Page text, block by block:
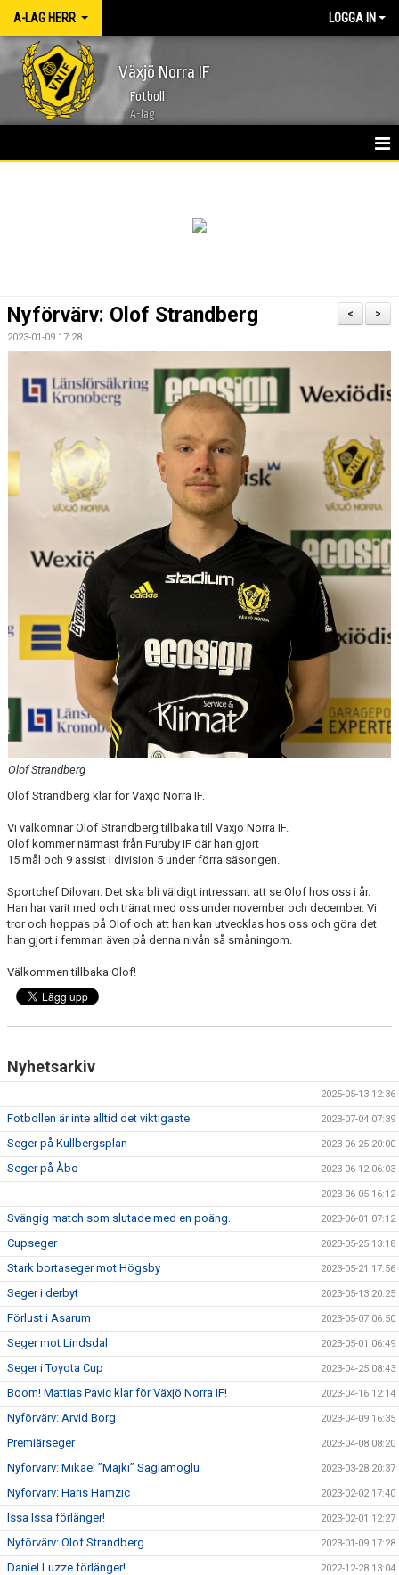
A-LAG HERR LOGGA IN
Växjö Norra IF
Fotboll
A-lag
BILDGALLERI
>
<
Nyförvärv: Olof Strandberg
2023-01-09 17:28
Olof Strandberg
Olof Strandberg klar för Växjö Norra IF.
Vi välkomnar Olof Strandberg tillbaka till Växjö Norra IF.
Olof kommer närmast från Furuby IF där han gjort
15 mål och 9 assist i division 5 under förra säsongen.
Sportchef Dilovan: Det ska bli väldigt intressant att se Olof hos oss i år.
Han har varit med och tränat med oss under november och december. Vi
tror och hoppas på Olof och att han kan utvecklas hos oss och göra det
han gjort i femman även på denna nivån så småningom.
Välkommen tillbaka Olof!
Nyhetsarkiv
2025-05-13 12:36
Fotbollen är inte alltid det viktigaste 2023-07-04 07:39
Seger på Kullbergsplan 2023-06-25 20:00
Seger på Åbo 2023-06-12 06:03
2023-06-05 16:12
Svängig match som slutade med en poäng. 2023-06-01 07:12
Cupseger 2023-05-25 13:18
Stark bortaseger mot Högsby 2023-05-21 17:56
Seger i derbyt 2023-05-13 20:25
Förlust i Asarum 2023-05-07 06:50
Seger mot Lindsdal 2023-05-01 06:49
Seger i Toyota Cup 2023-04-25 08:43
Boom! Mattias Pavic klar för Växjö Norra IF! 2023-04-16 12:14
Nyförvärv: Arvid Borg 2023-04-09 16:35
Premiärseger 2023-04-08 08:20
Nyförvärv: Mikael ”Majki” Saglamoglu 2023-03-28 20:37
Nyförvärv: Haris Hamzic 2023-02-02 17:40
Issa Issa förlänger! 2023-02-01 12:27
Nyförvärv: Olof Strandberg 2023-01-09 17:28
Daniel Luzze förlänger! 2022-12-28 13:04